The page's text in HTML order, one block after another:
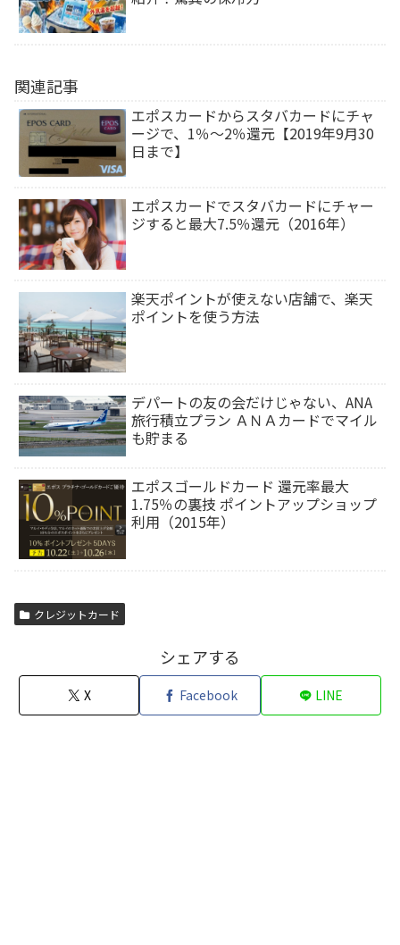
関連記事
エポスカードからスタバカードにチャ
ージで、1％～2％還元【2019年9月30
日まで】
エポスカードでスタバカードにチャー
ジすると最大7.5％還元（2016年）
楽天ポイントが使えない店舗で、楽天
ポイントを使う方法
デパートの友の会だけじゃない、ANA
旅行積立プラン ＡＮＡカードでマイル
も貯まる
エポスゴールドカード 還元率最大
1.75％の裏技 ポイントアップショップ
利用（2015年）
クレジットカード
シェアする
X Facebook LINE